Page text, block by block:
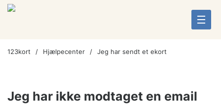
123kort Hjælpecenter Jeg har sendt et ekort
Jeg har ikke modtaget en email